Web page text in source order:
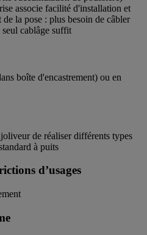
associe facilité d'installation et
la pose : plus besoin de câbler
seul cablâge suffit
boîte d'encastrement) ou en
de réaliser différents types
à puits
d’usages